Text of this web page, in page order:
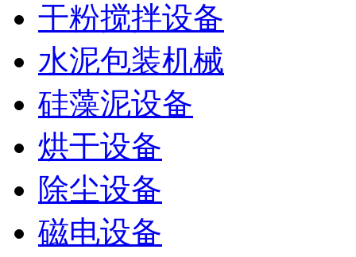
干粉搅拌设备
水泥包装机械
硅藻泥设备
烘干设备
除尘设备
磁电设备